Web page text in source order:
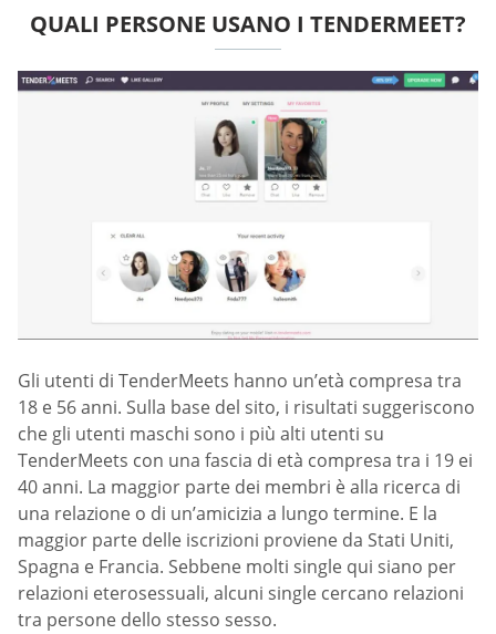
QUALI PERSONE USANO I TENDERMEET?
Gli utenti di TenderMeets hanno un’età compresa tra
18 e 56 anni. Sulla base del sito, i risultati suggeriscono
che gli utenti maschi sono i più alti utenti su
TenderMeets con una fascia di età compresa tra i 19 ei
40 anni. La maggior parte dei membri è alla ricerca di
una relazione o di un’amicizia a lungo termine. E la
maggior parte delle iscrizioni proviene da Stati Uniti,
Spagna e Francia. Sebbene molti single qui siano per
relazioni eterosessuali, alcuni single cercano relazioni
tra persone dello stesso sesso.